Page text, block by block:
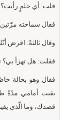
قلت: أي حلمٍ رأيت؟
فقال سماحته
وقال ثالثةً: افرض
فقلت: هل تهزأ بي؟
فقال وهو بحالة
بقيت أمامي مدّةً
قصدك، وما الّذي